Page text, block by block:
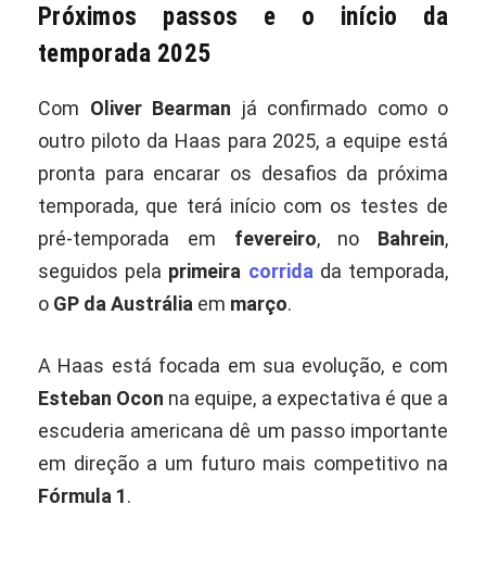
Próximos passos e o início da
temporada 2025
Com Oliver Bearman já confirmado como o
outro piloto da Haas para 2025, a equipe está
pronta para encarar os desafios da próxima
temporada, que terá início com os testes de
pré-temporada em fevereiro, no Bahrein,
seguidos pela primeira corrida da temporada,
o GP da Austrália em março.
A Haas está focada em sua evolução, e com
Esteban Ocon na equipe, a expectativa é que a
escuderia americana dê um passo importante
em direção a um futuro mais competitivo na
Fórmula 1.